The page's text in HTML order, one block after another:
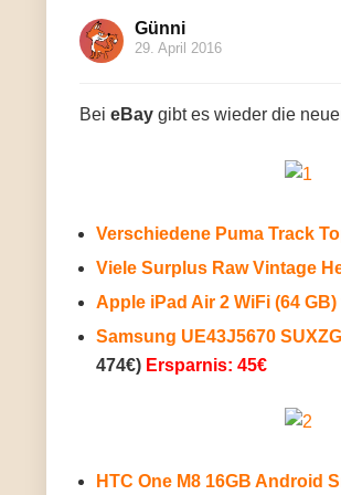
Günni
29. April 2016
Bei eBay gibt es wieder die
Verschiedene Puma Track
Viele Surplus Raw Vintage
Apple iPad Air 2 WiFi (64 GB)
Samsung UE43J5670
474€) Ersparnis: 45€
HTC One M8 16GB Android